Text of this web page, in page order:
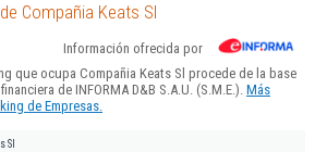
Compañia Keats Sl
Información ofrecida por
que ocupa Compañia Keats Sl procede de la base
de INFORMA D&B S.A.U. (S.M.E.). Más
de Empresas.
Sl